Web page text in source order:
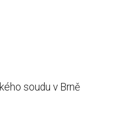
soudu v Brně